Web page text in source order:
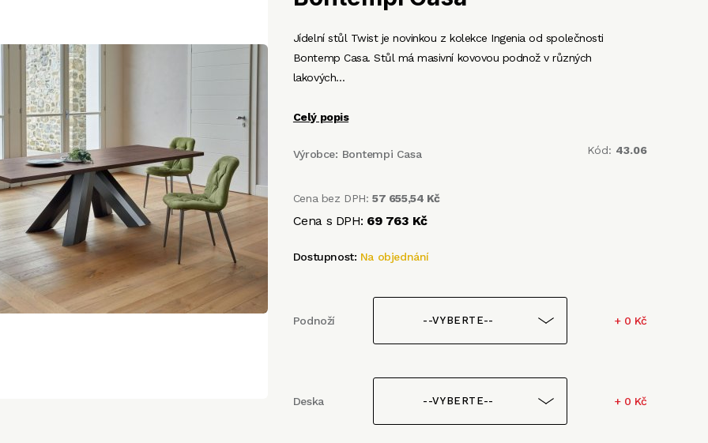
Jídelní stůl Twist je novinkou z kolekce Ingenia od společnosti
Bontemp Casa. Stůl má masivní kovovou podnož v různých
lakových…
Celý popis
Výrobce: Bontempi Casa Kód: 43.06
Cena bez DPH:57 655,54 Kč
Cena s DPH: 69 763 Kč
Dostupnost: Na objednání
Podnoží --VYBERTE-- + 0 Kč
Deska --VYBERTE-- + 0 Kč